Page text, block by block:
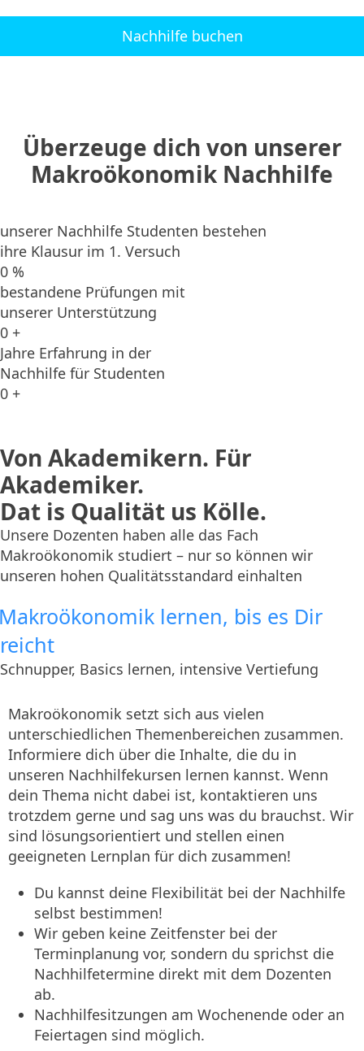
Nachhilfe buchen
Überzeuge dich von unserer
Makroökonomik Nachhilfe
unserer Nachhilfe Studenten bestehen
ihre Klausur im 1. Versuch
0 %
bestandene Prüfungen mit
unserer Unterstützung
0 +
Jahre Erfahrung in der
Nachhilfe für Studenten
0 +
Von Akademikern. Für
Akademiker.
Dat is Qualität us Kölle.
Unsere Dozenten haben alle das Fach
Makroökonomik studiert – nur so können wir
unseren hohen Qualitätsstandard einhalten
lernen, bis es Dir
reicht
Schnupper, Basics lernen, intensive Vertiefung
Makroökonomik setzt sich aus vielen
unterschiedlichen Themenbereichen zusammen.
Informiere dich über die Inhalte, die du in
unseren Nachhilfekursen lernen kannst. Wenn
dein Thema nicht dabei ist, kontaktieren uns
trotzdem gerne und sag uns was du brauchst. Wir
sind lösungsorientiert und stellen einen
geeigneten Lernplan für dich zusammen!
Du kannst deine Flexibilität bei der Nachhilfe
selbst bestimmen!
Wir geben keine Zeitfenster bei der
Terminplanung vor, sondern du sprichst die
Nachhilfetermine direkt mit dem Dozenten
ab.
Nachhilfesitzungen am Wochenende oder an
Feiertagen sind möglich.